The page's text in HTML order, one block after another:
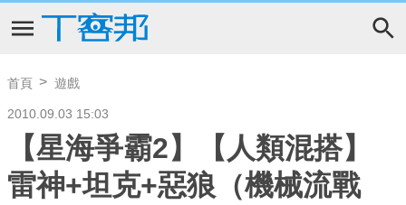
首頁 遊戲
2010.09.03 15:03
【星海爭霸2】【人類混搭】
雷神+坦克+惡狼（機械流戰